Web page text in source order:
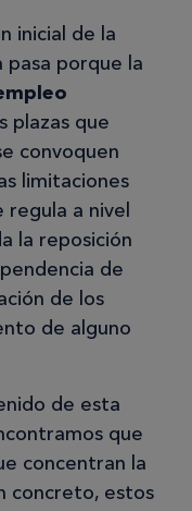
inicial de la
pasa porque la
plazas que
convoquen
limitaciones
a nivel
la reposición
de
de los
de alguno
de esta
que
concentran la
concreto, estos